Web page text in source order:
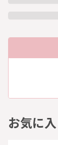
お気に